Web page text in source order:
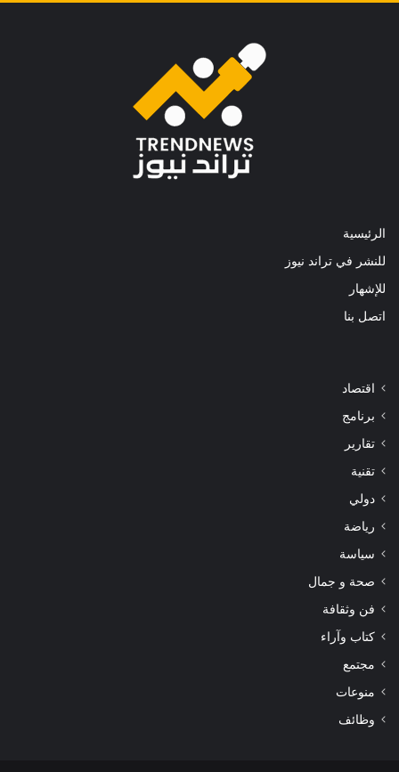
الرئيسية
للنشر في تراند نيوز
للإشهار
اتصل بنا
اقتصاد
برنامج
تقارير
تقنية
دولي
رياضة
سياسة
صحة و جمال
فن وثقافة
كتاب وآراء
مجتمع
منوعات
وظائف